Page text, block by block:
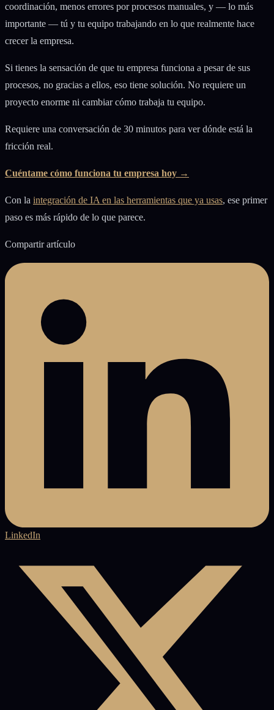
coordinación, menos errores por procesos manuales, y — lo más
importante — tú y tu equipo trabajando en lo que realmente hace
crecer la empresa.
Si tienes la sensación de que tu empresa funciona a pesar de sus
procesos, no gracias a ellos, eso tiene solución. No requiere un
proyecto enorme ni cambiar cómo trabaja tu equipo.
Requiere una conversación de 30 minutos para ver dónde está la
fricción real.
Cuéntame cómo funciona tu empresa hoy →
Con la integración de IA en las herramientas que ya usas, ese primer
paso es más rápido de lo que parece.
Compartir artículo
LinkedIn